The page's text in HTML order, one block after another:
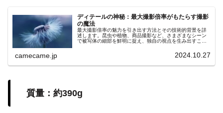
ディテールの神秘：最大撮影倍率がもたらす撮影
の魔法
最大撮影倍率の魅力を引き出す方法とその技術的背景を詳
述します。昆虫や植物、商品撮影など、さまざまなシーン
で被写体の細部を鮮明に捉え、独自の視点を生み出すこの
ートフォーカスなどの他の技術との連携で、安定した高品
質な画像が得られ、観察者に新たな視覚体験を提供しま
camecame.jp 2024.10.27
質量：約390g